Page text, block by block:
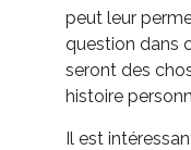
peut leur
question dans
seront des
histoire
Il est